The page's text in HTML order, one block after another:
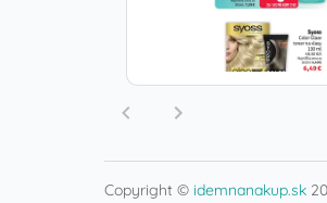
Copyright © idemnanakup.sk